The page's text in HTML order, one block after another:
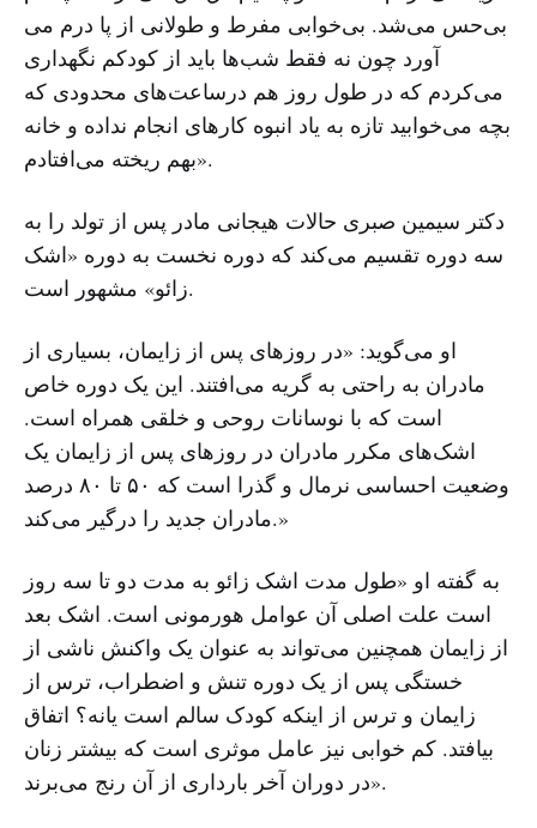
بی‌حس می‌شد. بی‌خوابی مفرط و طولانی از پا درم می
آورد چون نه فقط شب‌ها باید از کودکم نگهداری
می‌کردم که در طول روز هم درساعت‌های محدودی که
بچه می‌خوابید تازه به یاد انبوه کارهای انجام نداده و خانه
بهم ریخته می‌افتادم».
دکتر سیمین صبری حالات هیجانی مادر پس از تولد را به
سه دوره تقسیم می‌کند که دوره نخست به دوره «اشک
زائو» مشهور است.
او می‌گوید: «در روزهای پس از زایمان، بسیاری از
مادران به راحتی به گریه می‌افتند. این یک دوره خاص
است که با نوسانات روحی و خلقی‌ همراه است.
اشک‌های مکرر مادران در روزهای پس از زایمان یک
وضعیت احساسی نرمال و گذرا است که ۵۰ تا ۸۰ درصد
مادران جدید را درگیر می‌کند.»
به گفته او «طول مدت اشک زائو به مدت دو تا سه روز
است علت اصلی آن عوامل هورمونی است. اشک بعد
از زایمان همچنین می‌تواند به عنوان یک واکنش ناشی از
خستگی پس از یک دوره تنش و اضطراب، ترس از
زایمان و ترس از اینکه کودک سالم است یانه؟ اتفاق
بیافتد. کم خوابی‌ نیز عامل موثری است که بیشتر زنان
در دوران آخر بارداری از آن رنج می‌برند».